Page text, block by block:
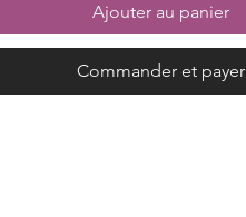
Ajouter au panier
Commander et payer